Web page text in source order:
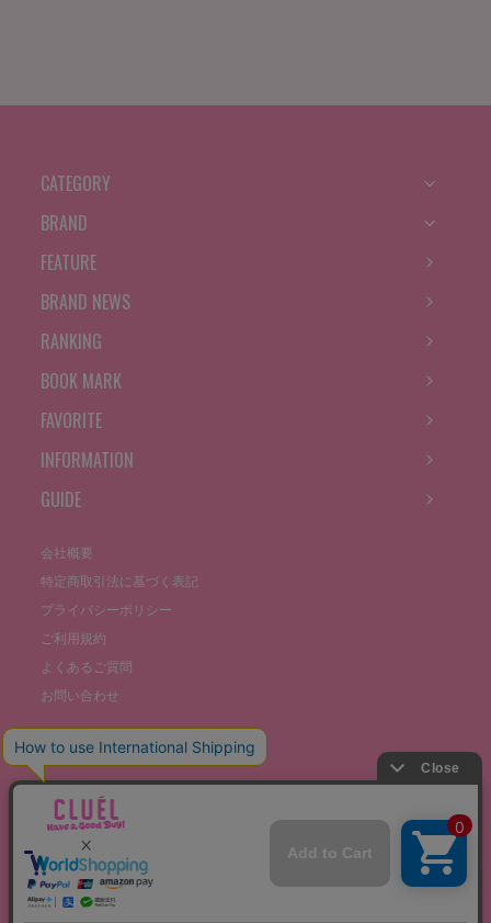
CATEGORY
BRAND
FEATURE
BRAND NEWS
RANKING
BOOK MARK
FAVORITE
INFORMATION
GUIDE
会社概要
特定商取引法に基づく表記
プライバシーポリシー
ご利用規約
よくあるご質問
お問い合わせ
©THE STOCKS CO., LTD